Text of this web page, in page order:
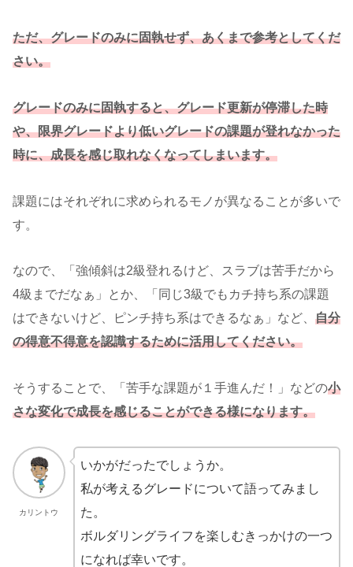
ただ、グレードのみに固執せず、あくまで参考としてくだ
さい。
グレードのみに固執すると、グレード更新が停滞した時
や、限界グレードより低いグレードの課題が登れなかった
時に、成長を感じ取れなくなってしまいます。
課題にはそれぞれに求められるモノが異なることが多いで
す。
なので、「強傾斜は2級登れるけど、スラブは苦手だから
4級までだなぁ」とか、「同じ3級でもカチ持ち系の課題
はできないけど、ピンチ持ち系はできるなぁ」など、 自分
の得意不得意を認識するために活用してください。
そうすることで、「苦手な課題が１手進んだ！」などの小
さな変化で成長を感じることができる様になります。
カリントウ
いかがだったでしょうか。
私が考えるグレードについて語ってみまし
た。
ボルダリングライフを楽しむきっかけの一つ
になれば幸いです。